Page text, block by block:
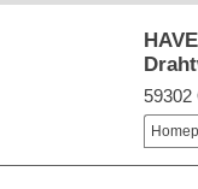
59302